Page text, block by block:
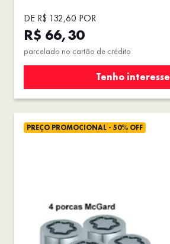
DE R$ 132,60 POR
R$ 66,30
parcelado no cartão de crédito
Tenho interesse
PREÇO PROMOCIONAL - 50% OFF